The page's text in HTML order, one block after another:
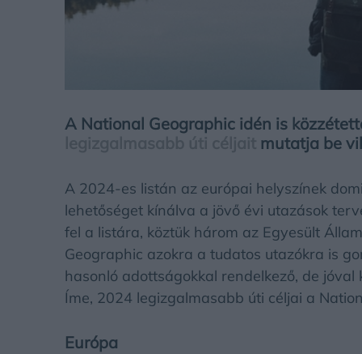
A National Geographic idén is
mutatja be
A 2024-es listán az európai helyszínek
lehetőséget kínálva a jövő évi utazások
fel a listára, köztük három az Egyesült
Geographic azokra a tudatos utazókra is
hasonló adottságokkal rendelkező, de
Íme, 2024 legizgalmasabb úti céljai a
Európa